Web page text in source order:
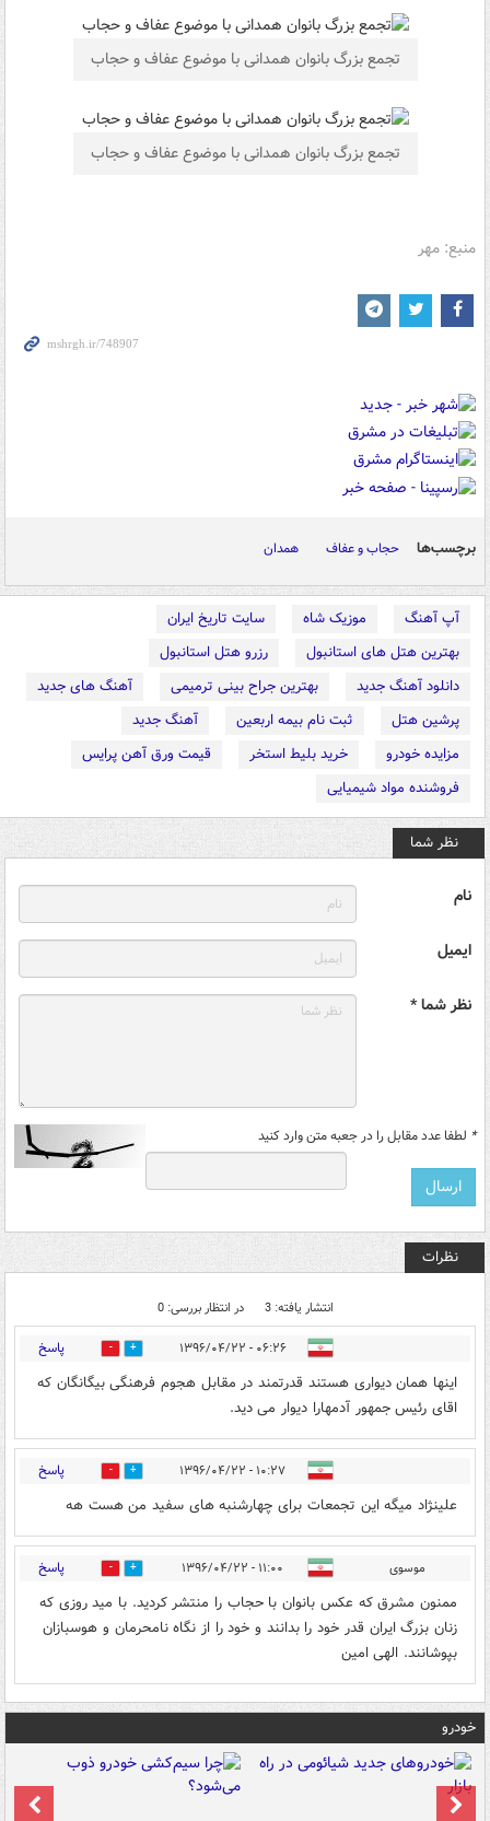
تجمع بزرگ بانوان همدانی با موضوع عفاف و حجاب
تجمع بزرگ بانوان همدانی با موضوع عفاف و حجاب
منبع: مهر
برچسب‌ها حجاب و عفاف همدان
آپ آهنگ موزیک شاه
سایت تاریخ ایران
بهترین هتل های استانبول
رزرو هتل استانبول
دانلود آهنگ جدید
بهترین جراح بینی ترمیمی
آهنگ های جدید
پرشین هتل
ثبت نام بیمه اربعین
آهنگ جدید
مزایده خودرو
خرید بلیط استخر
قیمت ورق آهن پرایس
فروشنده مواد شیمیایی
نظر شما
نام
ایمیل
نظر شما *
* لطفا عدد مقابل را در جعبه متن وارد کنید
نظرات
انتشار یافته: 3 در انتظار بررسی: 0
۰۶:۲۶ - ۱۳۹۶/۰۴/۲۲ 12 پاسخ
اینها همان دیواری هستند قدرتمند در مقابل هجوم فرهنگی بیگانگان که
اقای رئیس جمهور آدمهارا دیوار می دید.
۱۰:۲۷ - ۱۳۹۶/۰۴/۲۲ 1 پاسخ
علینژاد میگه این تجمعات برای چهارشنبه های سفید من هست هه
موسوی ۱۱:۰۰ - ۱۳۹۶/۰۴/۲۲ 5 پاسخ
ممنون مشرق که عکس بانوان با حجاب را منتشر کردید. با مید روزی که
زنان بزرگ ایران قدر خود را بدانند و خود را از نگاه نامحرمان و هوسبازان
بپوشانند. الهی امین
خودرو